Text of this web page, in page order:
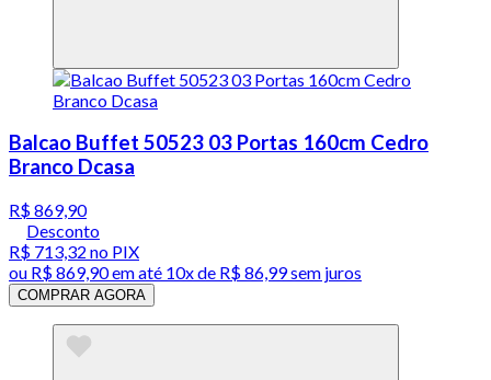
Balcao Buffet 50523 03 Portas 160cm Cedro
Branco Dcasa
R$ 869,90
Desconto
R$ 713,32 no PIX
ou R$ 869,90em até 10x de R$ 86,99 sem juros
COMPRAR AGORA